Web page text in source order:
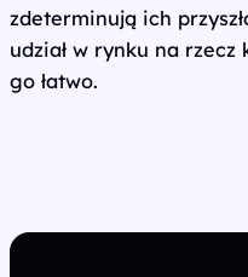
zdeterminują ich
udział w rynku na
go łatwo.